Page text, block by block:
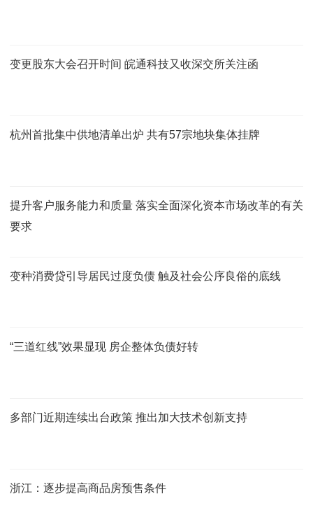
变更股东大会召开时间 皖通科技又收深交所关注函
杭州首批集中供地清单出炉 共有57宗地块集体挂牌
提升客户服务能力和质量 落实全面深化资本市场改革的有关
要求
变种消费贷引导居民过度负债 触及社会公序良俗的底线
“三道红线”效果显现 房企整体负债好转
多部门近期连续出台政策 推出加大技术创新支持
浙江：逐步提高商品房预售条件